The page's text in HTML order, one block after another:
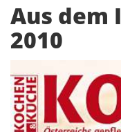
Aus dem
2010